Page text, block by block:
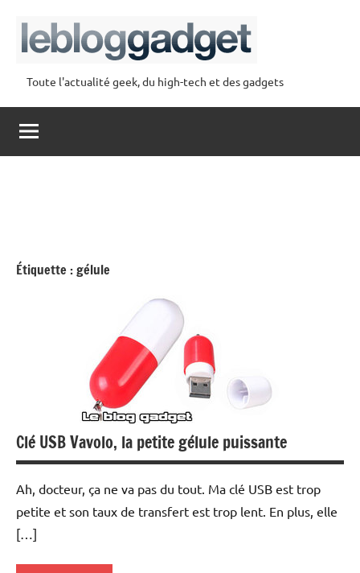
contenu
lebloggadget
Toute l'actualité geek, du high-tech et des gadgets
Étiquette :gélule
Clé USB Vavolo, la petite gélule puissante
Ah, docteur, ça ne va pas du tout. Ma clé USB est trop
petite et son taux de transfert est trop lent. En plus, elle
[…]